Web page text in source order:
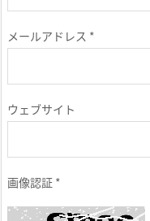
メールアドレス *
ウェブサイト
画像認証 *